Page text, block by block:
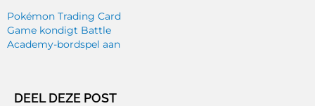
Pokémon Trading Card
Game kondigt Battle
Academy-bordspel aan
DEEL DEZE POST